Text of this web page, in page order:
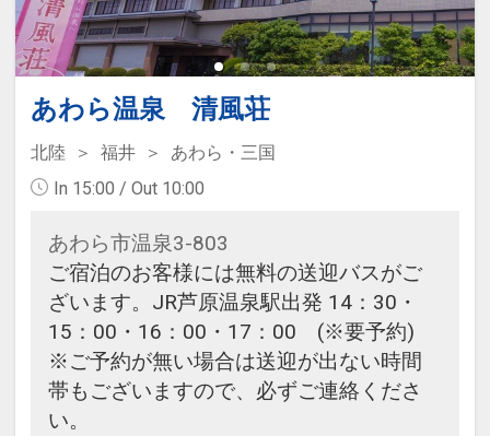
あわら温泉 清風荘
北陸 福井
あわら・三国
In 15:00 / Out 10:00
あわら市温泉3-803
ご宿泊のお客様には無料の送迎バスがご
ざいます。JR芦原温泉駅出発 14：30・
15：00・16：00・17：00 (※要予約)
※ご予約が無い場合は送迎が出ない時間
帯もございますので、必ずご連絡くださ
い。